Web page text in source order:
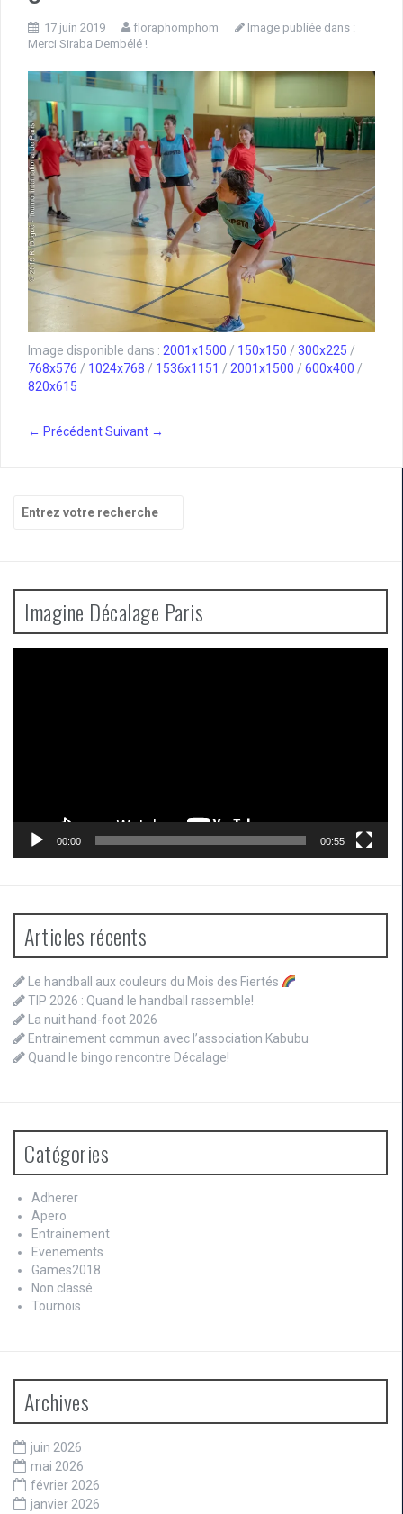
17 juin 2019 floraphomphom
Image publiée dans :
Merci Siraba Dembélé !
Image disponible dans : 2001x1500 / 150x150 / 300x225 /
768x576 / 1024x768 / 1536x1151 / 2001x1500 / 600x400 /
820x615
← PrécédentSuivant →
pour
Imagine Décalage Paris
00:00 00:55
Articles récents
Le handball aux couleurs du Mois des Fiertés
TIP 2026 : Quand le handball rassemble!
La nuit hand-foot 2026
Entrainement commun avec l’association Kabubu
Quand le bingo rencontre Décalage!
Catégories
Adherer
Apero
Entrainement
Evenements
Games2018
Non classé
Tournois
Archives
juin 2026
mai 2026
février 2026
janvier 2026